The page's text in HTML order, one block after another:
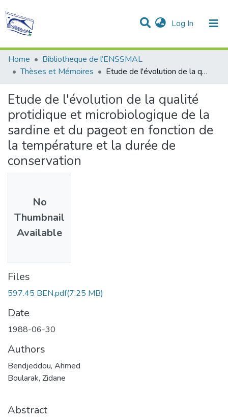
Log In (current)
Communities & Collections
Statistics
All of DSpace
Home
Bibliotheque de l’ENSSMAL
Thèses et Mémoires
Etude de l'évolution de la qualité protidique et microbiologique de la sardine et du pageot en fonction de la température et la durée de conservation
Etude de l'évolution de la qualité
protidique et microbiologique de la
sardine et du pageot en fonction de
la température et la durée de
conservation
No
Thumbnail
Available
Files
597.45 BEN.pdf(7.25 MB)
Date
1988-06-30
Authors
Bendjeddou, Ahmed
Boularak, Zidane
Abstract